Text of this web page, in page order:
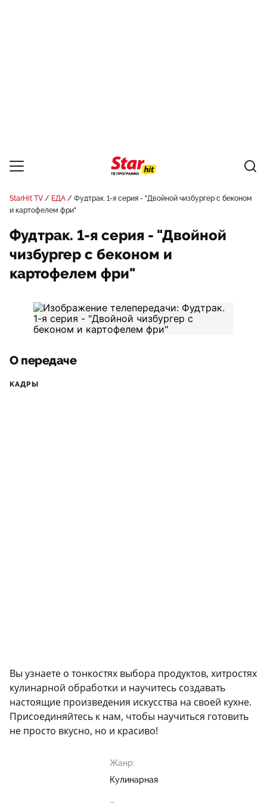
StarHit TV ЕДА
Фудтрак. 1-я серия - "Двойной чизбургер с беконом
и картофелем фри"
Фудтрак. 1-я серия - "Двойной
чизбургер с беконом и
картофелем фри"
О передаче
КАДРЫ
Вы узнаете о тонкостях выбора продуктов, хитростях
кулинарной обработки и научитесь создавать
настоящие произведения искусства на своей кухне.
Присоединяйтесь к нам, чтобы научиться готовить
не просто вкусно, но и красиво!
Жанр:
Кулинарная